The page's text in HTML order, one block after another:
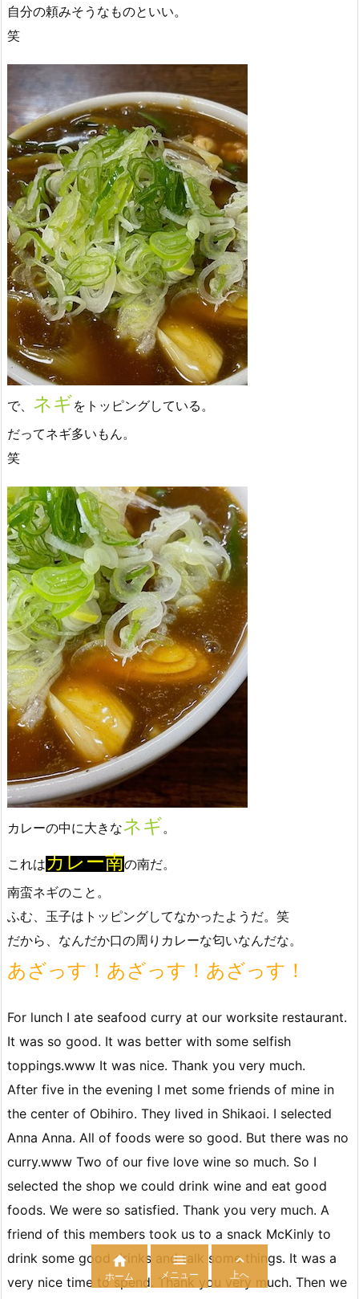
自分の頼みそうなものといい。
笑
で、 ネギをトッピングしている。
だってネギ多いもん。
笑
カレーの中に大きなネギ。
これはカレー南の南だ。
南蛮ネギのこと。
ふむ、玉子はトッピングしてなかったようだ。笑
だから、なんだか口の周りカレーな匂いなんだな。
あざっす！あざっす！あざっす！
For lunch I ate seafood curry at our worksite restaurant.
It was so good. It was better with some selfish
toppings.www It was nice. Thank you very much.
After five in the evening I met some friends of mine in
the center of Obihiro. They lived in Shikaoi. I selected
Anna Anna. All of foods were so good. But there was no
curry.www Two of our five love wine so much. So I
selected the shop we could drink wine and eat good
foods. We were so satisfied. Thank you very much. A
friend of this members took us to a snack McKinly to
drink some good drinks and talk some things. It was a
very nice time to spend. Thank you very much. Then we

ホーム

メニュー

上へ